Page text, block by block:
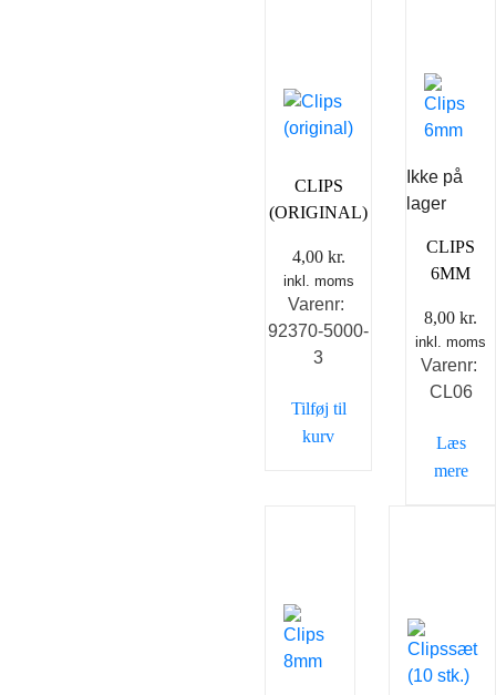
CLIPS
(ORIGINAL)
4,00 kr.
inkl. moms
Varenr:
92370-5000-
3
Tilføj til
kurv
Ikke på
lager
CLIPS
6MM
8,00 kr.
inkl. moms
Varenr:
CL06
Læs
mere